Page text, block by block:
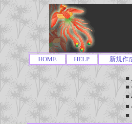
HOME HELP 新規作
■
■
■
■
■